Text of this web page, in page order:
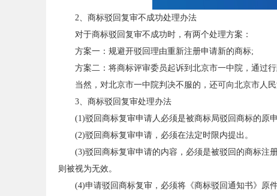
2、商标驳回复审不成功处理办法
对于商标驳回复审不成功时，有两个处理方案：
方案一：规避开驳回理由重新注册申请新的商标;
方案二：将商标评审委员起诉到北京市一中院，通过
当然，对北京市一中院判决不服的，还可向北京市人
3、商标驳回复审处理办法
(1)驳回商标复审申请人必须是被商标局驳回商标的原
(2)驳回商标复审申请，必须在法定时限内提出。
(3)驳回商标复审申请的内容，必须是被驳回的商标注
则被视为无效。
(4)申请驳回商标复审，必须将《商标驳回通知书》原